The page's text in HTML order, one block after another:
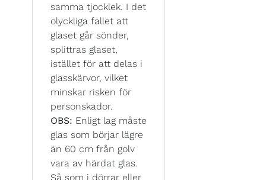
samma tjocklek. I det
olyckliga fallet att
glaset går sönder,
splittras glaset,
istället för att delas i
glasskärvor, vilket
minskar risken för
personskador.
OBS: Enligt lag måste
glas som börjar lägre
än 60 cm från golv
vara av härdat glas.
Så som i dörrar eller